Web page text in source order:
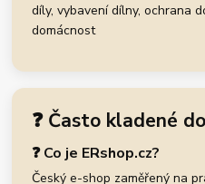
díly, vybavení dílny, ochrana
domácnost
❓ Často kladené
❓ Co je ERshop.cz?
Český e-shop zaměřený na